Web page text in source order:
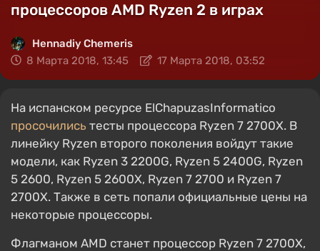
процессоров AMD Ryzen 2 в играх
Hennadiy Chemеris
8 Марта 2018, 13:45
17 Марта 2018, 03:52
На испанском ресурсе ElChapuzasInformatico
просочились тесты процессора Ryzen 7 2700X. В
линейку Ryzen второго поколения войдут такие
модели, как Ryzen 3 2200G, Ryzen 5 2400G, Ryzen
5 2600, Ryzen 5 2600X, Ryzen 7 2700 и Ryzen 7
2700X. Также в сеть попали официальные цены на
некоторые процессоры.
Флагманом AMD станет процессор Ryzen 7 2700X,